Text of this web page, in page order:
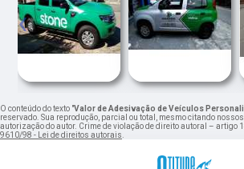
‹
O conteúdo do texto "Valor de Adesivação de Veículos
reservado. Sua reprodução, parcial ou total, mesmo citando
autorização do autor. Crime de violação de direito autoral – artigo
9610/98 - Lei de direitos autorais.